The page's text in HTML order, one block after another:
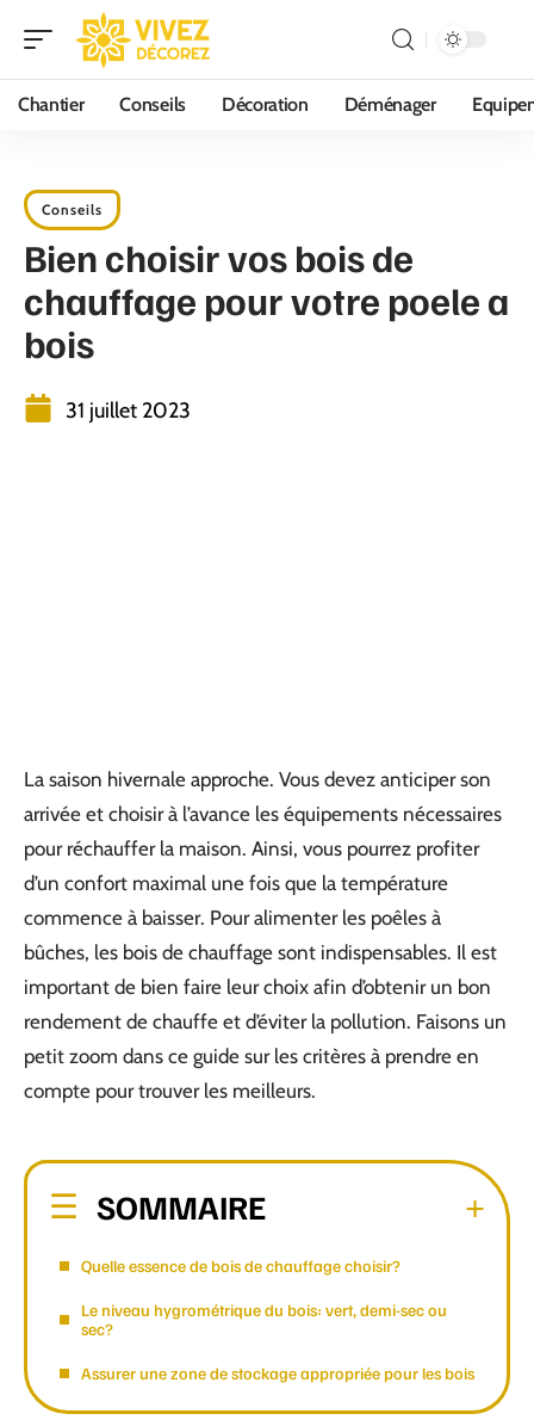
Chantier Conseils Décoration Déménager
Conseils
Bien choisir vos bois de
chauffage pour votre poele a
bois
31 juillet 2023
La saison hivernale approche. Vous devez anticiper son
arrivée et choisir à l’avance les équipements nécessaires
pour réchauffer la maison. Ainsi, vous pourrez profiter
d’un confort maximal une fois que la température
commence à baisser. Pour alimenter les poêles à
bûches, les bois de chauffage sont indispensables. Il est
important de bien faire leur choix afin d’obtenir un bon
rendement de chauffe et d’éviter la pollution. Faisons un
petit zoom dans ce guide sur les critères à prendre en
compte pour trouver les meilleurs.
SOMMAIRE
Quelle essence de bois de chauffage choisir?
Le niveau hygrométrique du bois: vert, demi-sec ou
sec?
Assurer une zone de stockage appropriée pour les bois